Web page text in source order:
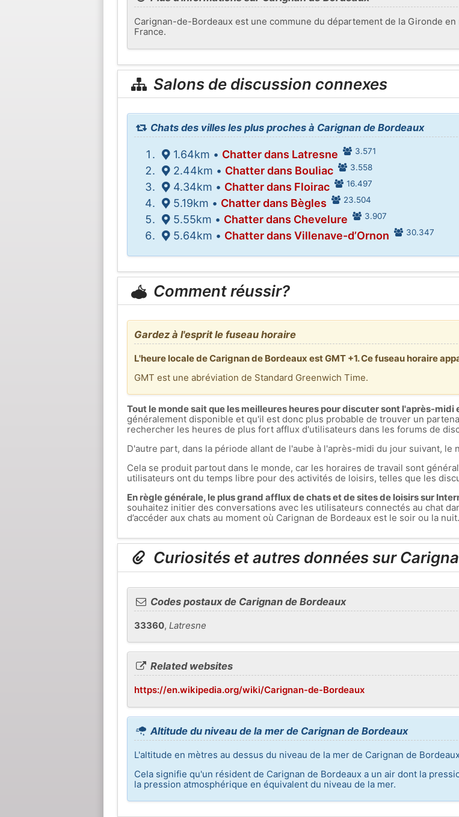
Carignan-de-Bordeaux est une commune du département de la Gironde
France.
Salons de discussion connexes
Chats des villes les plus proches à Carignan de Bordeaux
1.64km • Chatter dans Latresne 3.571
2.44km • Chatter dans Bouliac 3.558
4.34km • Chatter dans Floirac 16.497
5.19km • Chatter dans Bègles 23.504
5.55km • Chatter dans Chevelure 3.907
5.64km • Chatter dans Villenave-d’Ornon 30.347
Comment réussir?
Gardez à l'esprit le fuseau horaire
L'heure locale de Carignan de Bordeaux est GMT +1. Ce fuseau horaire
GMT est une abréviation de Standard Greenwich Time.
Tout le monde sait que les meilleures heures pour discuter sont l'après-midi
généralement disponible et qu'il est donc plus probable de trouver un
rechercher les heures de plus fort afflux d'utilisateurs dans les forums de
D'autre part, dans la période allant de l'aube à l'après-midi du jour suivant,
Cela se produit partout dans le monde, car les horaires de travail sont
utilisateurs ont du temps libre pour des activités de loisirs, telles que les
En règle générale, le plus grand afflux de chats et de sites de loisirs sur
souhaitez initier des conversations avec les utilisateurs connectés au chat
d’accéder aux chats au moment où Carignan de Bordeaux est le soir ou la nuit.
Curiosités et autres données sur
Codes postaux de Carignan de Bordeaux
33360, Latresne
Related websites
https://en.wikipedia.org/wiki/Carignan-de-Bordeaux
Altitude du niveau de la mer de Carignan de Bordeaux
L'altitude en mètres au dessus du niveau de la mer de Carignan de
Cela signifie qu'un résident de Carignan de Bordeaux a un air dont la
la pression atmosphérique en équivalent du niveau de la mer.